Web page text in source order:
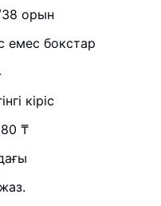
орын
емес бокстар
кіріс
₸